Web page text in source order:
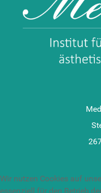
Wir nutzen Cookies auf
essenziell für den Betrieb